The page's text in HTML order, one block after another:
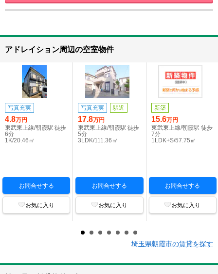
アドレイション周辺の空室物件
写真充実
4.8万円
東武東上線/朝霞駅 徒歩
6分
1K/20.46㎡
お問合せする
お気に入り
写真充実 駅近
17.8万円
東武東上線/朝霞駅 徒歩
5分
3LDK/111.36㎡
お問合せする
お気に入り
新築
15.6万円
東武東上線/朝霞駅 徒歩
7分
1LDK+S/57.75㎡
お問合せする
お気に入り
埼玉県朝霞市の賃貸を探す